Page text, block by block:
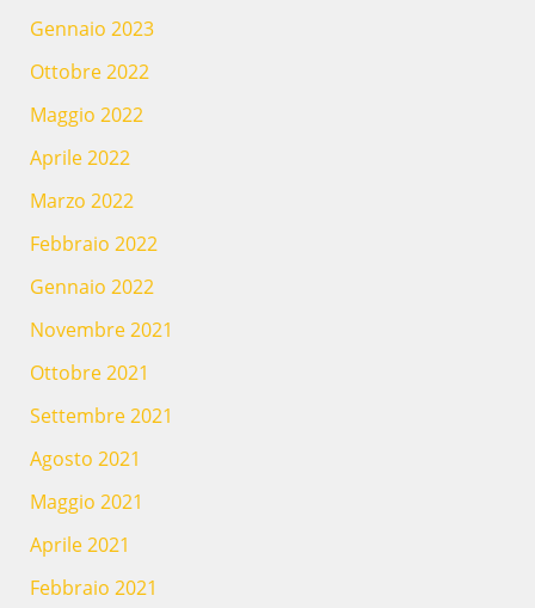
Gennaio 2023
Ottobre 2022
Maggio 2022
Aprile 2022
Marzo 2022
Febbraio 2022
Gennaio 2022
Novembre 2021
Ottobre 2021
Settembre 2021
Agosto 2021
Maggio 2021
Aprile 2021
Febbraio 2021